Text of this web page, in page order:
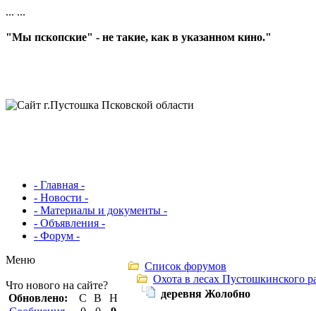
... ...
"Мы пскопские" - не такие, как в указанном кино."
- Главная -
- Новости -
- Материалы и документы -
- Объявления -
- Форум -
Меню
Что нового на сайте?
Обновлено:
С В
Н
Список форумов
Охота в лесах Пустошкинского
деревня Жолобно